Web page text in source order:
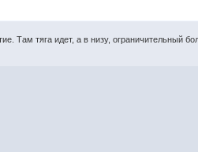
Там тяга идет, а в низу, ограничительный